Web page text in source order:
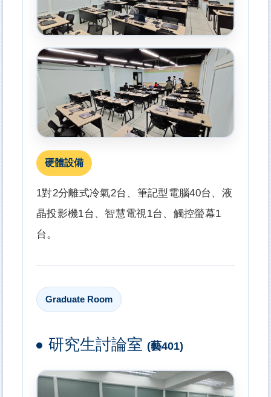
硬體設備
1對2分離式冷氣2台、筆記型電腦40台、液
晶投影機1台、智慧電視1台、觸控螢幕1
台。
Graduate Room
研究生討論室 (藝401)